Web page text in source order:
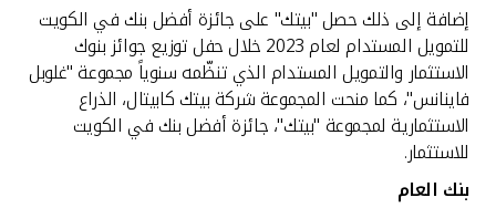
إضافة إلى ذلك حصل "بيتك" على جائزة أفضل بنك في الكويت
للتمويل المستدام لعام 2023 خلال حفل توزيع جوائز بنوك
الاستثمار والتمويل المستدام الذي تنظّمه سنوياً مجموعة "غلوبل
فاينانس"، كما منحت المجموعة شركة بيتك كابيتال، الذراع
الاستثمارية لمجموعة "بيتك"، جائزة أفضل بنك في الكويت
للاستثمار.
بنك العام